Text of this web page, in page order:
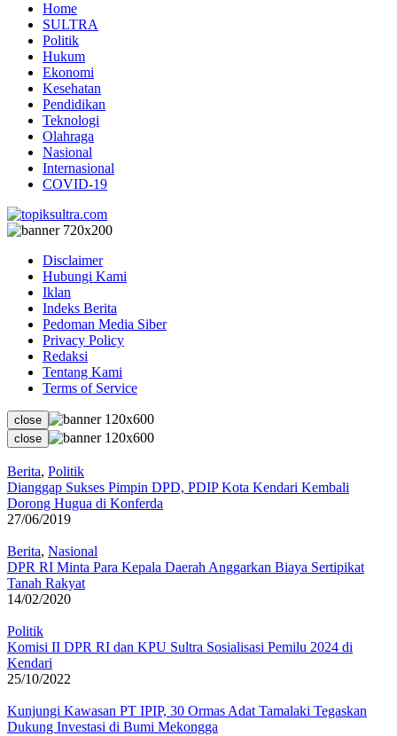
Home
SULTRA
Politik
Hukum
Ekonomi
Kesehatan
Pendidikan
Teknologi
Olahraga
Nasional
Internasional
COVID-19
Disclaimer
Hubungi Kami
Iklan
Indeks Berita
Pedoman Media Siber
Privacy Policy
Redaksi
Tentang Kami
Terms of Service
close
close
Berita, Politik
Dianggap Sukses Pimpin DPD, PDIP Kota Kendari Kembali
Dorong Hugua di Konferda
27/06/2019
Berita, Nasional
DPR RI Minta Para Kepala Daerah Anggarkan Biaya Sertipikat
Tanah Rakyat
14/02/2020
Politik
Komisi II DPR RI dan KPU Sultra Sosialisasi Pemilu 2024 di
Kendari
25/10/2022
Kunjungi Kawasan PT IPIP, 30 Ormas Adat Tamalaki Tegaskan
Dukung Investasi di Bumi Mekongga